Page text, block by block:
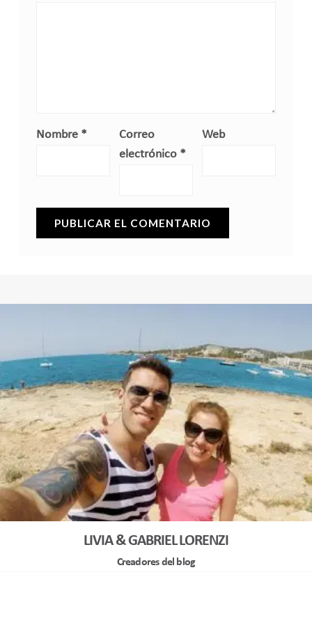
Nombre *
Correo
electrónico *
Web
LIVIA & GABRIEL LORENZI
Creadores del blog